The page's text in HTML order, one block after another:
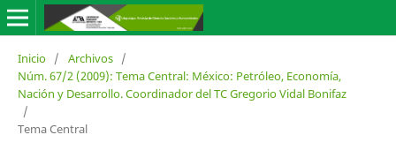
Inicio / Archivos /
Núm. 67/2 (2009): Tema Central: México: Petróleo, Economía,
Nación y Desarrollo. Coordinador del TC Gregorio Vidal Bonifaz
/
Tema Central